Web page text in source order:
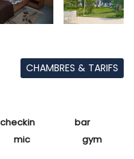
CHAMBRES & TARIFS
checkin
bar
mic gym